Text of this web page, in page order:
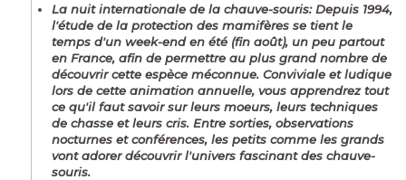
La nuit internationale de la chauve-souris: Depuis 1994,
l'étude de la protection des mamifères se tient le
temps d'un week-end en été (fin août), un peu partout
en France, afin de permettre au plus grand nombre de
découvrir cette espèce méconnue. Conviviale et ludique
lors de cette animation annuelle, vous apprendrez tout
ce qu'il faut savoir sur leurs moeurs, leurs techniques
de chasse et leurs cris. Entre sorties, observations
nocturnes et conférences, les petits comme les grands
vont adorer découvrir l'univers fascinant des chauve-
souris.